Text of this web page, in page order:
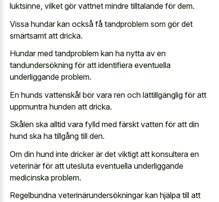
luktsinne, vilket gör vattnet mindre tilltalande för dem.
Vissa hundar kan också få tandproblem som gör det
smärtsamt att dricka.
Hundar med tandproblem kan ha nytta av en
tandundersökning för att identifiera eventuella
underliggande problem.
En hunds vattenskål bör vara ren och lättillgänglig för att
uppmuntra hunden att dricka.
Skålen ska alltid vara fylld med färskt vatten för att din
hund ska ha tillgång till den.
Om din hund inte dricker är det viktigt att konsultera en
veterinär för att utesluta eventuella underliggande
medicinska problem.
Regelbundna veterinärundersökningar kan hjälpa till att